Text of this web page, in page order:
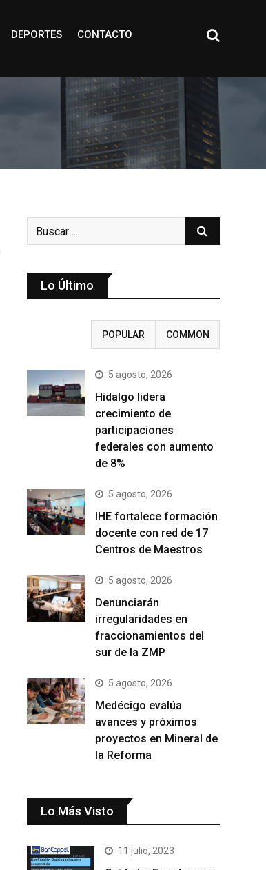
DEPORTES CONTACTO
Lo Último
POPULAR COMMON
5 agosto, 2026
Hidalgo lidera
crecimiento de
participaciones
federales con aumento
de 8%
5 agosto, 2026
IHE fortalece formación
docente con red de 17
Centros de Maestros
5 agosto, 2026
Denunciarán
irregularidades en
fraccionamientos del
sur de la ZMP
5 agosto, 2026
Medécigo evalúa
avances y próximos
proyectos en Mineral de
la Reforma
Lo Más Visto
11 julio, 2023